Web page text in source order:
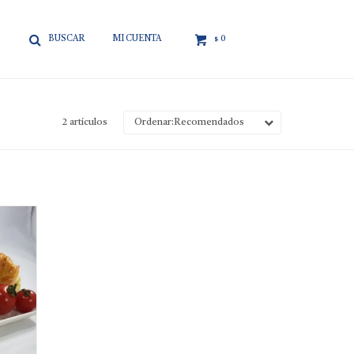
$ 0
2 artículos Recomendados